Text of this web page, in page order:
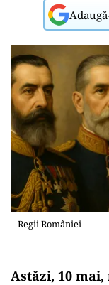
Regii României
Astăzi, 10